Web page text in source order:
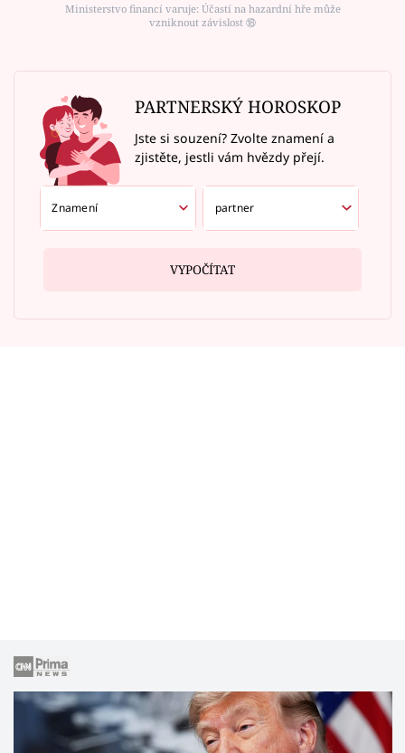
Ministerstvo financí varuje: Účastí na hazardní hře může
vzniknout závislost ⑱
PARTNERSKÝ HOROSKOP
Jste si souzení? Zvolte znamení a
zjistěte, jestli vám hvězdy přejí.
VYPOČÍTAT